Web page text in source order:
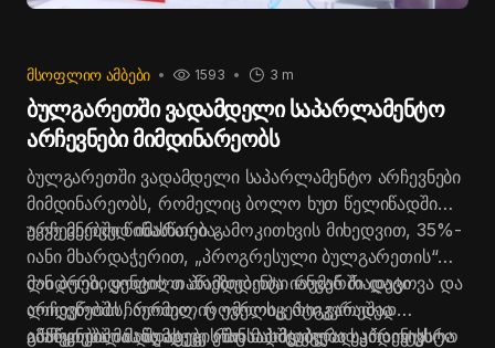
ᲛᲡᲝᲤᲚᲘᲝ ᲐᲛᲑᲔᲑᲘ 3 m
1593
ბულგარეთში ვადამდელი საპარლამენტო
არჩევნები მიმდინარეობს
ბულგარეთში ვადამდელი საპარლამენტო არჩევნები
მიმდინარეობს, რომელიც ბოლო ხუთ წელიწადში
უკვე მერვედ იმართება.
არჩევნებში წინასწარი გამოკითხვის მიხედვით, 35%-
იანი მხარდაჭერით, „პროგრესული ბულგარეთის“
ლიდერი, ყოფილი პრეზიდენტირუმენ რადევი
ლიდერობს, რომელიცევროსკეპტიკურადაა
განწყობილი და ასევე ეწინააღმდეგება უკრაინის
მან პრეზიდენტის თანამდებობა იანვარში დატოვა და
არჩევნებში ჩაერთო, რომელიც რიგგარეშედ
იმართება მას შემდეგ, რაც მასშტაბური საპროტესტო
არჩევნებში მანდატების მოსაპოვებლად კიდევ ცხრა